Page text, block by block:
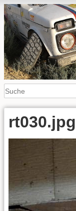
rt030.jpg